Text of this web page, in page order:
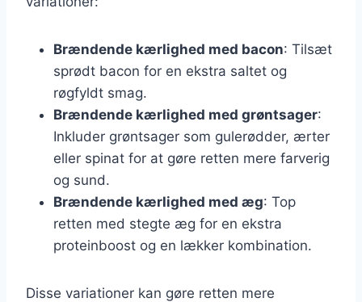
Brændende kærlighed med bacon: Tilsæt
sprødt bacon for en ekstra saltet og
røgfyldt smag.
Brændende kærlighed med grøntsager:
Inkluder grøntsager som gulerødder, ærter
eller spinat for at gøre retten mere farverig
og sund.
Brændende kærlighed med æg: Top
retten med stegte æg for en ekstra
proteinboost og en lækker kombination.
Disse variationer kan gøre retten mere